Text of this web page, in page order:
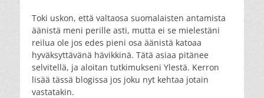
Toki uskon, että valtaosa suomalaisten antamista
äänistä meni perille asti, mutta ei se mielestäni
reilua ole jos edes pieni osa äänistä katoaa
hyväksyttävänä hävikkinä. Tätä asiaa pitänee
selvitellä, ja aloitan tutkimukseni Ylestä. Kerron
lisää tässä blogissa jos joku nyt kehtaa jotain
vastatakin.